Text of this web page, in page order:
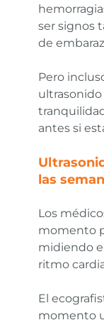
ser signos
de
Pero
antes si
las
Los
momento
midiendo
ritmo
El
momento